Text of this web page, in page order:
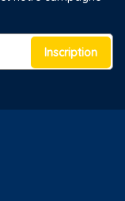
Inscription